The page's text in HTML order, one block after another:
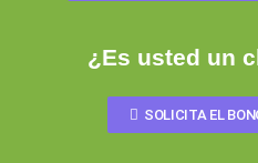
¿Es usted un
SOLICITA EL